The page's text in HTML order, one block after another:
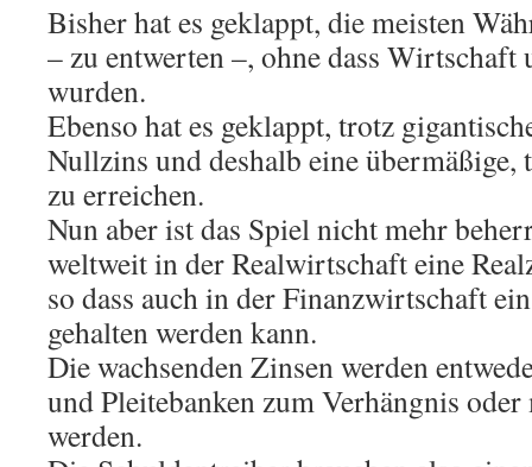
Bisher hat es geklappt, die meisten
– zu entwerten –, ohne dass
wurden.
Ebenso hat es geklappt, trotz
Nullzins und deshalb eine übermäßige,
zu erreichen.
Nun aber ist das Spiel nicht mehr
weltweit in der Realwirtschaft eine
so dass auch in der Finanzwirtschaft
gehalten werden kann.
Die wachsenden Zinsen werden
und Pleitebanken zum Verhängnis
werden.